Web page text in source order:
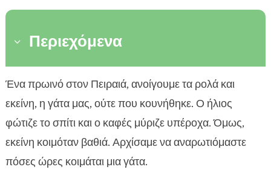
3 Περιεχόμενα
 Τι θεωρείται φυσιολογικός ύπνος για μια γάτα
 υπερβολικός ύπνος γάτας
 Αίτια που σχετίζονται με την υγεία
 Συμπεριφορικοί και περιβαλλοντικοί
παράγοντες
Ένα πρωινό στον Πειραιά, ανοίγουμε τα ρολά και
εκείνη, η γάτα μας, ούτε που κουνήθηκε. Ο ήλιος
φώτιζε το σπίτι και ο καφές μύριζε υπέροχα. Όμως,
εκείνη κοιμόταν βαθιά. Αρχίσαμε να αναρωτιόμαστε
πόσες ώρες κοιμάται μια γάτα.